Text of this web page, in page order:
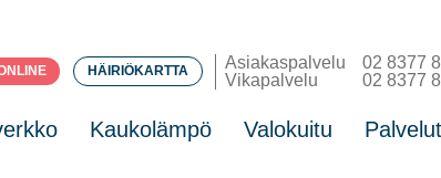
HÄIRIÖKARTTA Asiakaspalvelu
02 8377
Vikapalvelu
02 8377
Kaukolämpö Valokuitu Palvelut